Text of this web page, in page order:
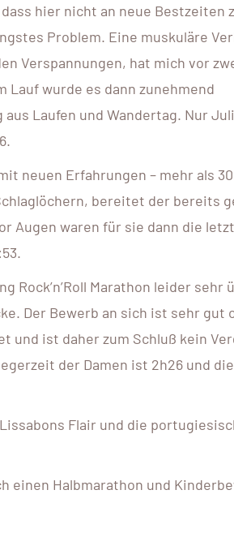
hier nicht an neue Bestzeiten
Problem. Eine muskuläre
Verspannungen, hat mich vor
Lauf wurde es dann zunehmend
Laufen und Wandertag. Nur
neuen Erfahrungen – mehr als
bereitet der bereits
Augen waren für sie dann die
Rock’n’Roll Marathon leider
Der Bewerb an sich ist sehr gut
ist daher zum Schluß kein
der Damen ist 2h26 und
Flair und die
Halbmarathon und